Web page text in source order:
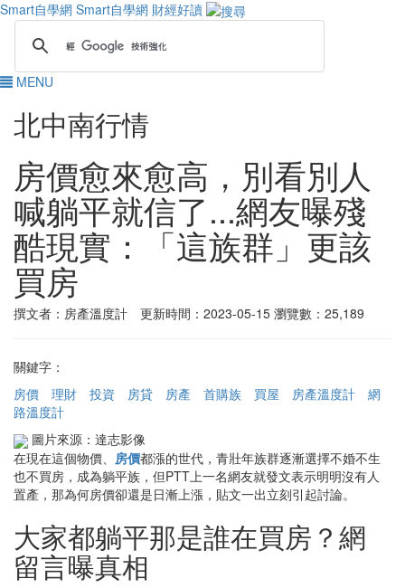
Smart自學網 Smart自學網 財經好讀
MENU
北中南行情
房價愈來愈高，別看別人
喊躺平就信了...網友曝殘
酷現實：「這族群」更該
買房
撰文者：房產溫度計 更新時間：2023-05-15 瀏覽數：25,189
關鍵字：
房價
理財 投資 房貸 房產 首購族 買屋 房產溫度計
網
路溫度計
圖片來源：達志影像
在現在這個物價、 房價都漲的世代，青壯年族群逐漸選擇不婚不生
也不買房，成為躺平族，但PTT上一名網友就發文表示明明沒有人
置產，那為何房價卻還是日漸上漲，貼文一出立刻引起討論。
大家都躺平那是誰在買房？網
留言曝真相